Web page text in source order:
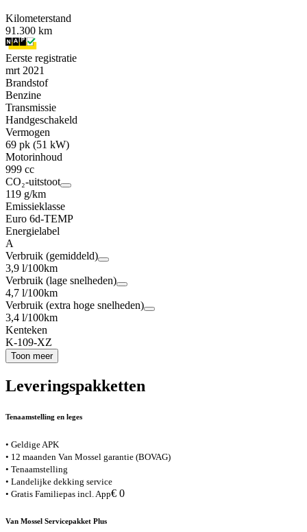
Kilometerstand
91.300 km
Eerste registratie
mrt 2021
Brandstof
Benzine
Transmissie
Handgeschakeld
Vermogen
69 pk (51 kW)
Motorinhoud
999 cc
CO₂-uitstoot
119 g/km
Emissieklasse
Euro 6d-TEMP
Energielabel
A
Verbruik (gemiddeld)
3,9 l/100km
Verbruik (lage snelheden)
4,7 l/100km
Verbruik (extra hoge snelheden)
3,4 l/100km
Kenteken
K-109-XZ
Toon meer
Leveringspakketten
Tenaamstelling en leges
• Geldige APK
• 12 maanden Van Mossel garantie (BOVAG)
• Tenaamstelling
• Landelijke dekking service
• Gratis Familiepas incl. App€ 0
Van Mossel Servicepakket Plus